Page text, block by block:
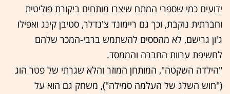
ידועים כמי שספרי המתח שיצרו מותחים ביקורת פוליטית
וחברתית נוקבת, וכך גם ריימונד צ'נדלר, סטיבן קינג ואפילו
ג'ון גרישם, לא מהססים להשתמש ברבי-המכר שלהם
לחשיפת ערוות החברה והממסד.
"הילדה השקטה", המותחן המוזר והלא שגרתי של פטר הוג
("חוש השלג של העלמה סמילה"), משחק גם הוא על